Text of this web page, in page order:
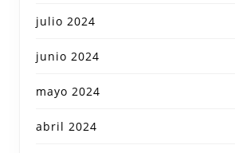
julio 2024
junio 2024
mayo 2024
abril 2024